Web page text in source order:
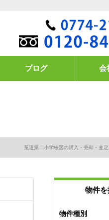
ブログ 会
莵道第二小学校区の購入・売却・査
物件を
物件種別